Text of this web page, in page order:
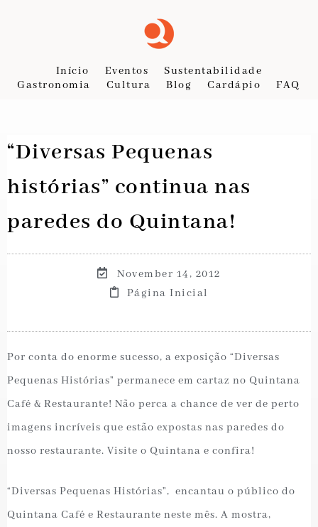
Início Eventos
Sustentabilidade
Gastronomia
Cultura Blog Cardápio FAQ
“Diversas Pequenas
histórias” continua nas
paredes do Quintana!
November 14, 2012
Página Inicial
Por conta do enorme sucesso, a exposição “Diversas
Pequenas Histórias” permanece em cartaz no Quintana
Café & Restaurante! Não perca a chance de ver de perto
imagens incríveis que estão expostas nas paredes do
nosso restaurante. Visite o Quintana e confira!
“Diversas Pequenas Histórias”, encantau o público do
Quintana Café e Restaurante neste mês. A mostra,